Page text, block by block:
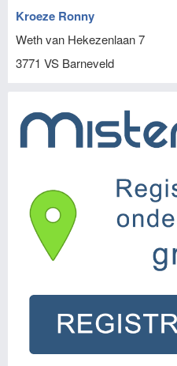
Kroeze Ronny
Weth van Hekezenlaan 7
3771 VS Barneveld